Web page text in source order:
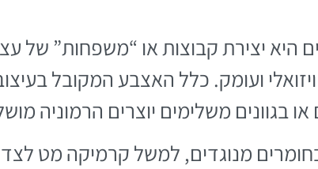
יצירת קבוצות או “משפחות” של
ועומק. כלל האצבע המקובל
בגוונים משלימים יוצרים הרמוניה
מנוגדים, למשל קרמיקה מט